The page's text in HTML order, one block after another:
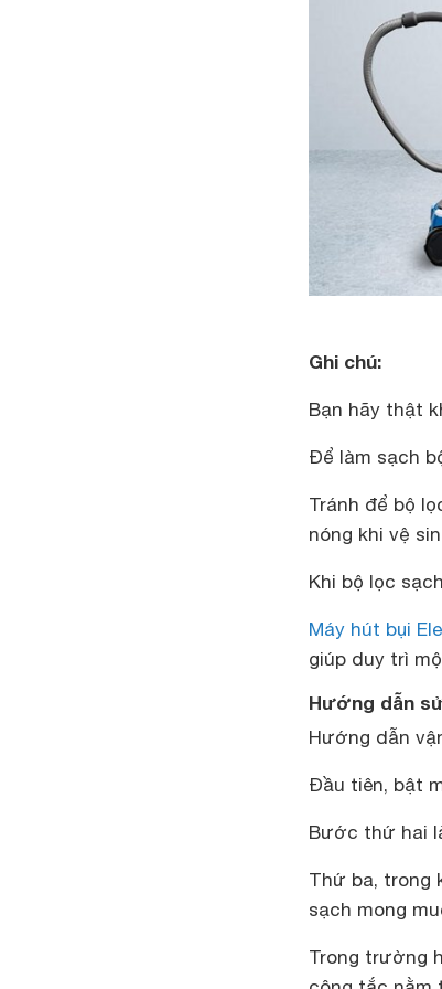
Ghi chú:
Bạn hãy thật
Để làm sạch
Tránh để bộ
nóng khi vệ
Khi bộ lọc
Máy hút bụi
giúp duy trì
Hướng dẫn
Hướng dẫn
Đầu tiên, bật
Bước thứ hai
Thứ ba, trong
sạch mong
Trong trường